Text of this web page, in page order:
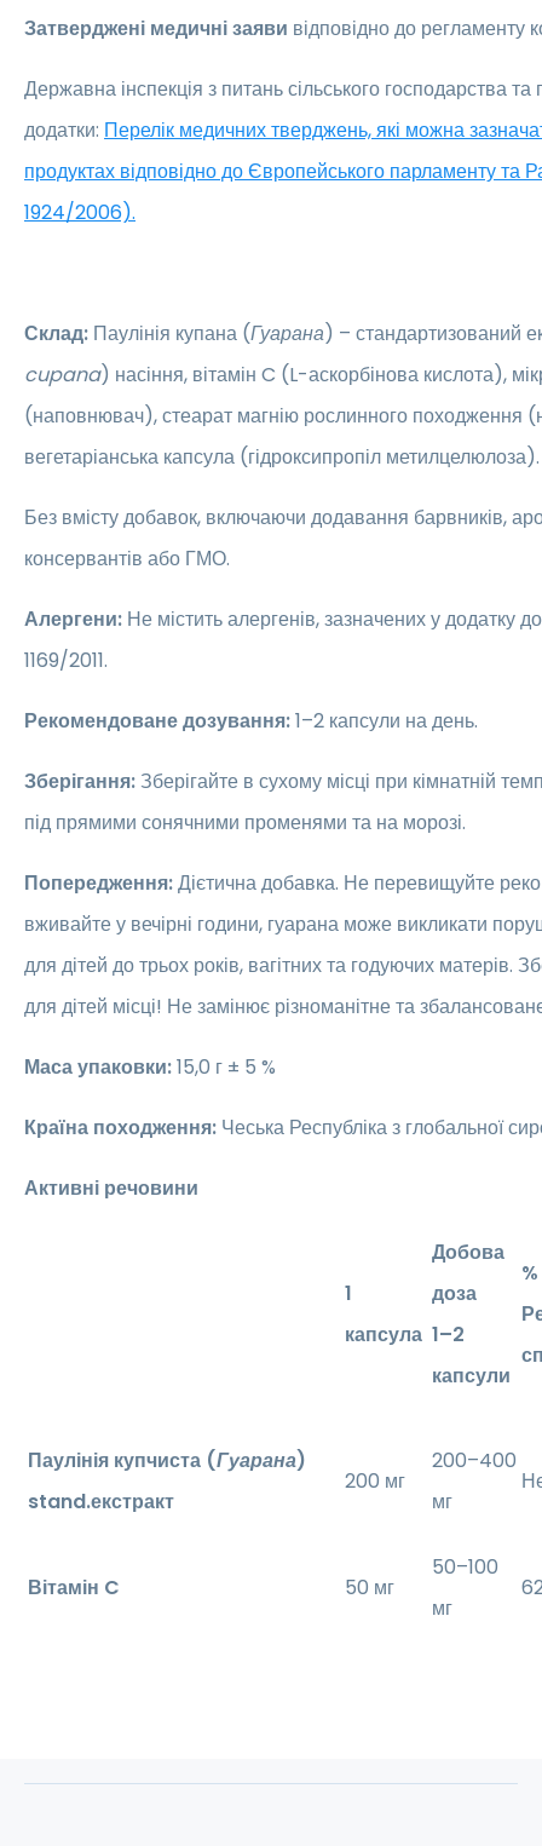
Затверджені медичні заяви відповідно до
Державна інспекція з питань сільського господарства
додатки: Перелік медичних тверджень, які можна
продуктах відповідно до Європейського парламенту
1924/2006).
Склад: Паулінія купана (Гуарана) – стандартизований
cupana) насіння, вітамін C (L-аскорбінова кислота),
(наповнювач), стеарат магнію рослинного походження
вегетаріанська капсула (гідроксипропіл метилцелюлоза).
Без вмісту добавок, включаючи додавання барвників,
консервантів або ГМО.
Алергени: Не містить алергенів, зазначених у додатку
1169/2011.
Рекомендоване дозування:1–2 капсули на день.
Зберігання: Зберігайте в сухому місці при кімнатній
під прямими сонячними променями та на морозі.
Попередження:Дієтична добавка. Не перевищуйте
вживайте у вечірні години, гуарана може викликати
для дітей до трьох років, вагітних та годуючих матерів.
для дітей місці! Не замінює різноманітне та
Маса упаковки:15,0 г ± 5 %
Країна походження: Чеська Республіка з глобальної
Активні речовини
1
капсула
Добова
доза
1–2
капсули
Паулінія купчиста (Гуарана)
stand.екстракт
200 мг
200–400
мг
Вітамін C 50 мг
50–100
мг